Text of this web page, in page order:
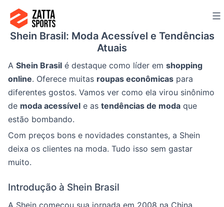
para
Shein Brasil: Moda Acessível e Tendências
Atuais
A Shein Brasil é destaque como líder em shopping
online. Oferece muitas roupas econômicas para
diferentes gostos. Vamos ver como ela virou sinônimo
de moda acessível e as tendências de moda que
estão bombando.
Com preços bons e novidades constantes, a Shein
deixa os clientes na moda. Tudo isso sem gastar
muito.
Introdução à Shein Brasil
A Shein começou sua jornada em 2008 na China.